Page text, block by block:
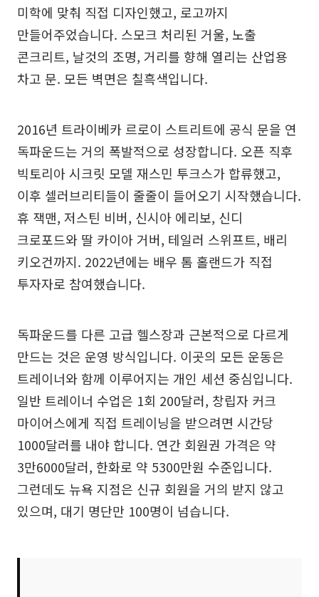
미학에 맞춰 직접 디자인했고, 로고까지
만들어주었습니다. 스모크 처리된 거울, 노출
콘크리트, 날것의 조명, 거리를 향해 열리는 산업용
차고 문. 모든 벽면은 칠흑색입니다.
2016년 트라이베카 르로이 스트리트에 공식 문을 연
독파운드는 거의 폭발적으로 성장합니다. 오픈 직후
빅토리아 시크릿 모델 재스민 투크스가 합류했고,
이후 셀러브리티들이 줄줄이 들어오기 시작했습니다.
휴 잭맨, 저스틴 비버, 신시아 에리보, 신디
크로포드와 딸 카이아 거버, 테일러 스위프트, 배리
키오건까지. 2022년에는 배우 톰 홀랜드가 직접
투자자로 참여했습니다.
독파운드를 다른 고급 헬스장과 근본적으로 다르게
만드는 것은 운영 방식입니다. 이곳의 모든 운동은
트레이너와 함께 이루어지는 개인 세션 중심입니다.
일반 트레이너 수업은 1회 200달러, 창립자 커크
마이어스에게 직접 트레이닝을 받으려면 시간당
1000달러를 내야 합니다. 연간 회원권 가격은 약
3만6000달러, 한화로 약 5300만원 수준입니다.
그런데도 뉴욕 지점은 신규 회원을 거의 받지 않고
있으며, 대기 명단만 100명이 넘습니다.